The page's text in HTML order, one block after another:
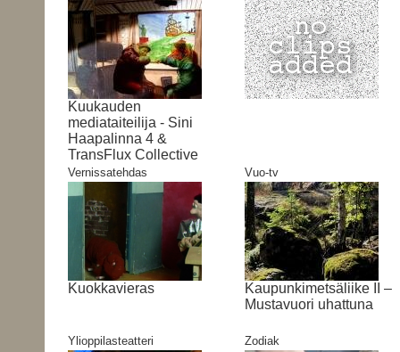
Kuukauden
mediataiteilija - Sini
Haapalinna 4 &
TransFlux Collective
Vernissatehdas
Kuokkavieras
Vuo-tv
Kaupunkimetsäliike II –
Mustavuori uhattuna
Ylioppilasteatteri Zodiak